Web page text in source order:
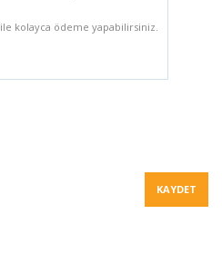
ile kolayca ödeme yapabilirsiniz.
KAYDET